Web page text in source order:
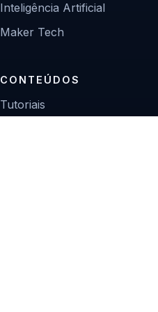
Inteligência Artificial
Maker Tech
CONTEÚDOS
Tutoriais